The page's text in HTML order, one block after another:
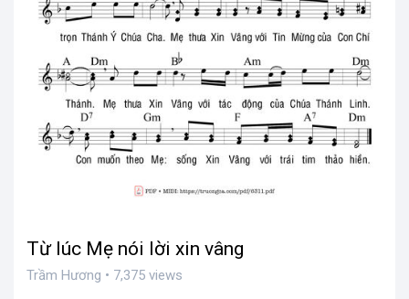
Từ lúc Mẹ nói lời xin vâng
Trầm Hương • 7,375 views